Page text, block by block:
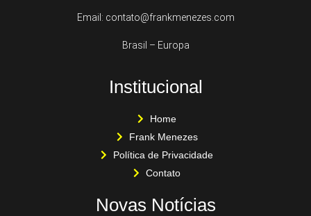
Email: contato@frankmenezes.com
Brasil – Europa
Institucional
Home
Frank Menezes
Política de Privacidade
Contato
Novas Notícias